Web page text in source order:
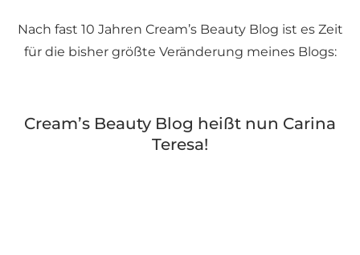
Nach fast 10 Jahren Cream’s Beauty Blog ist es Zeit
für die bisher größte Veränderung meines Blogs:
Cream’s Beauty Blog heißt nun Carina
Teresa!